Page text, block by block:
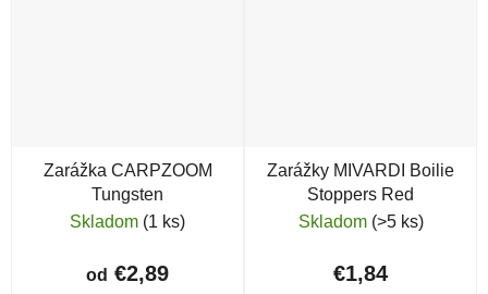
Zarážka CARPZOOM
Tungsten
Skladom (1 ks)
od €2,89
Zarážky MIVARDI Boilie
Stoppers Red
Skladom (>5 ks)
€1,84